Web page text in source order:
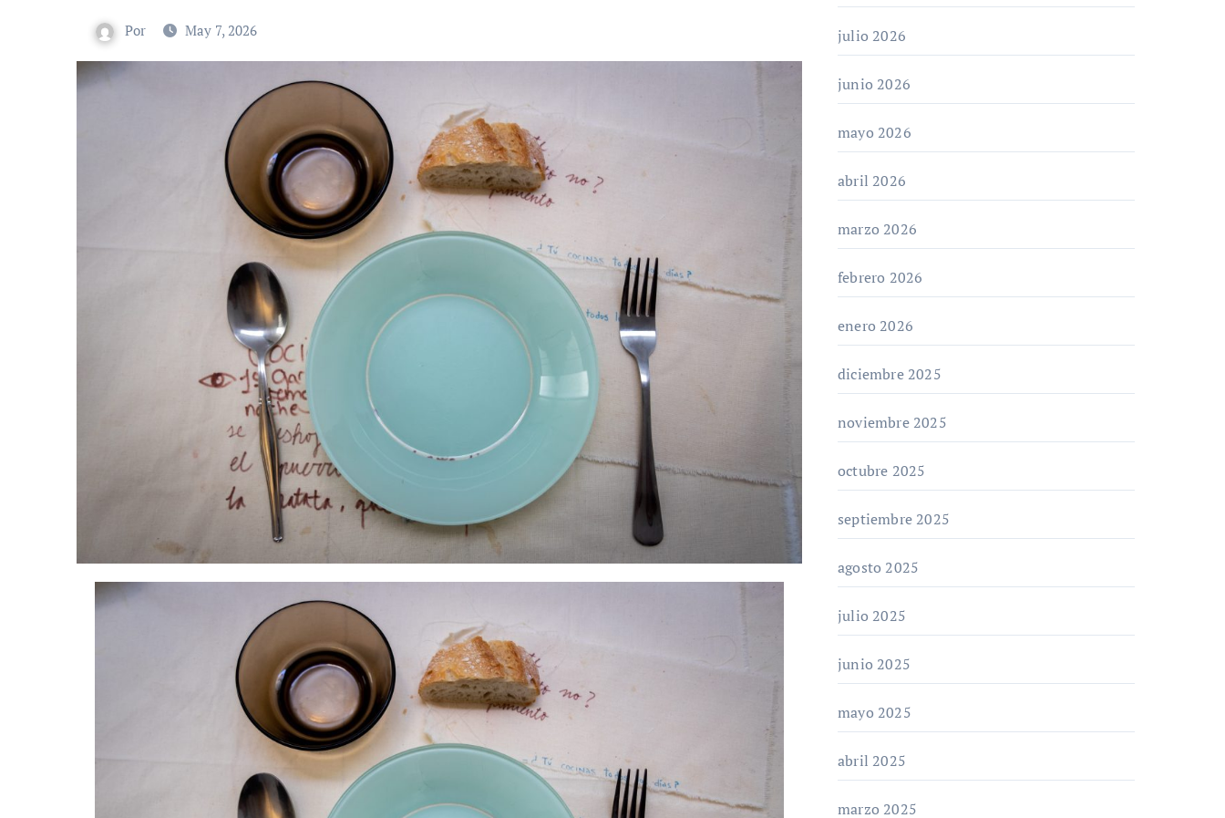
Por May 7, 2026 julio 2026
junio 2026
mayo 2026
abril 2026
marzo 2026
febrero 2026
enero 2026
diciembre 2025
noviembre 2025
octubre 2025
septiembre 2025
agosto 2025
julio 2025
junio 2025
mayo 2025
abril 2025
marzo 2025